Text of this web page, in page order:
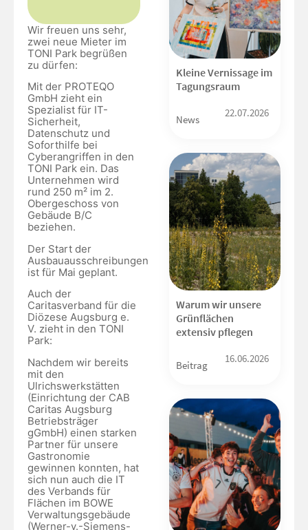
Wir freuen uns sehr,
zwei neue Mieter im
TONI Park begrüßen
zu dürfen:
Mit der PROTEQO
GmbH zieht ein
Spezialist für IT-
Sicherheit,
Datenschutz und
Soforthilfe bei
Cyberangriffen in den
TONI Park ein. Das
Unternehmen wird
rund 250 m² im 2.
Obergeschoss von
Gebäude B/C
beziehen.
Der Start der
Ausbauausschreibungen
ist für Mai geplant.
Auch der
Caritasverband für die
Diözese Augsburg e.
V. zieht in den TONI
Park:
Nachdem wir bereits
mit den
Ulrichswerkstätten
(Einrichtung der CAB
Caritas Augsburg
Betriebsträger
gGmbH) einen starken
Partner für unsere
Gastronomie
gewinnen konnten, hat
sich nun auch die IT
des Verbands für
Flächen im BOWE
Verwaltungsgebäude
(Werner-v.-Siemens-
Kleine Vernissage im
Tagungsraum
News
22.07.2026
Warum wir unsere
Grünflächen
extensiv pflegen
Beitrag
16.06.2026